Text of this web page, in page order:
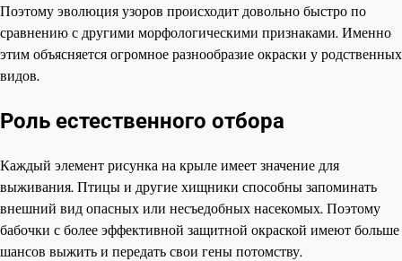
Поэтому эволюция узоров происходит довольно быстро по
сравнению с другими морфологическими признаками. Именно
этим объясняется огромное разнообразие окраски у родственных
видов.
Роль естественного отбора
Каждый элемент рисунка на крыле имеет значение для
выживания. Птицы и другие хищники способны запоминать
внешний вид опасных или несъедобных насекомых. Поэтому
бабочки с более эффективной защитной окраской имеют больше
шансов выжить и передать свои гены потомству.